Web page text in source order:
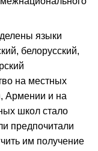
языки
белорусский,
на местных
Армении и на
школ стало
предпочитали
им получение